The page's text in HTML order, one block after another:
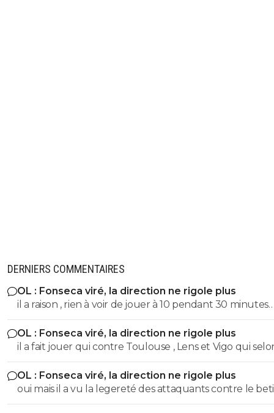
DERNIERS COMMENTAIRES
OL : Fonseca viré, la direction ne rigole plus
il a raison , rien à voir de jouer à 10 pendant 30 minutes
quand ton soucis est de ne pas encaisser de but, ou
à 10, 70 minutes et que tu dois marquer des buts
OL : Fonseca viré, la direction ne rigole plus
il a fait jouer qui contre Toulouse , Lens et Vigo qui
docteurs es football de foot01 n'auraient pas du jouer
OL : Fonseca viré, la direction ne rigole plus
oui mais il a vu la legereté des attaquants contre le
sachant qu'il ne pouvait pas faire commencer